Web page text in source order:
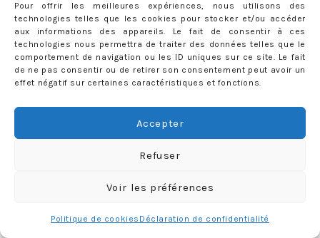
Pour offrir les meilleures expériences, nous utilisons des
technologies telles que les cookies pour stocker et/ou accéder
aux informations des appareils. Le fait de consentir à ces
technologies nous permettra de traiter des données telles que le
comportement de navigation ou les ID uniques sur ce site. Le fait
de ne pas consentir ou de retirer son consentement peut avoir un
effet négatif sur certaines caractéristiques et fonctions.
Accepter
Refuser
Voir les préférences
Politique de cookies Déclaration de confidentialité
Puis on s’est attaquées aux pointes et, après un premier
rinçage, on a procédé à l’application du mix décolorant
sur mes racines:ça mousse et ça picote un peu mais
rien de bien méchant!